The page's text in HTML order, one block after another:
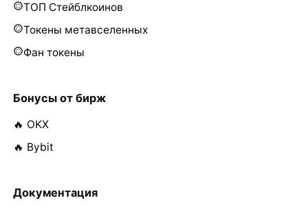
ТОП Стейблкоинов
Токены метавселенных
Фан токены
Бонусы от бирж
🔥 OKX
🔥 Bybit
Документация